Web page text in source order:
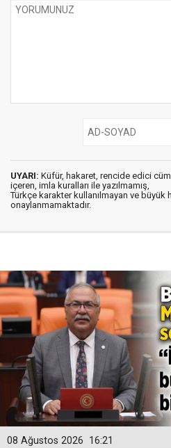
UYARI: Küfür, hakaret, rencide edici
içeren, imla kuralları ile yazılmamış,
Türkçe karakter kullanılmayan ve büyük
onaylanmamaktadır.
16:21
08 Ağustos 2026